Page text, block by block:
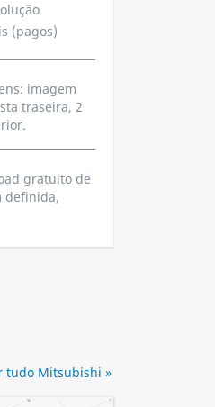
(pagos)
imagem
traseira, 2
gratuito de
definida,
tudo Mitsubishi »